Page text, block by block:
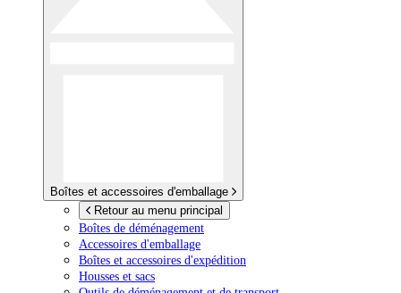
Boîtes et accessoires d'emballage
Retour au menu principal
Boîtes de déménagement
Accessoires d'emballage
Boîtes et accessoires d'expédition
Housses et sacs